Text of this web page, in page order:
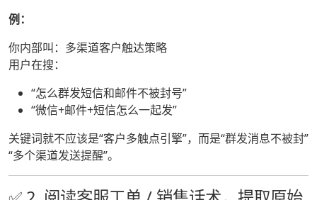
例：
你内部叫：多渠道客户触达策略
用户在搜：
“怎么群发短信和邮件不被封号”
“微信+邮件+短信怎么一起发”
关键词就不应该是“客户多触点引擎”，而是“群发消息不被封”
“多个渠道发送提醒”。